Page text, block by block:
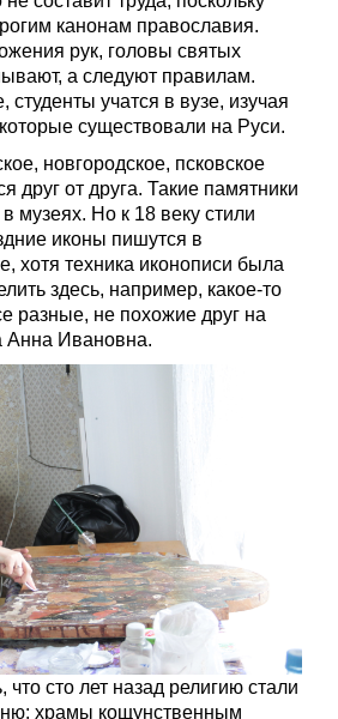
канонам православия.
рук, головы святых
а следуют правилам.
студенты учатся в вузе, изучая
существовали на Руси.
новгородское, псковское
друг от друга. Такие памятники
музеях. Но к 18 веку стили
иконы пишутся в
хотя техника иконописи была
здесь, например, какое-то
разные, не похожие друг на
Анна Ивановна.
сто лет назад религию стали
храмы кощунственным